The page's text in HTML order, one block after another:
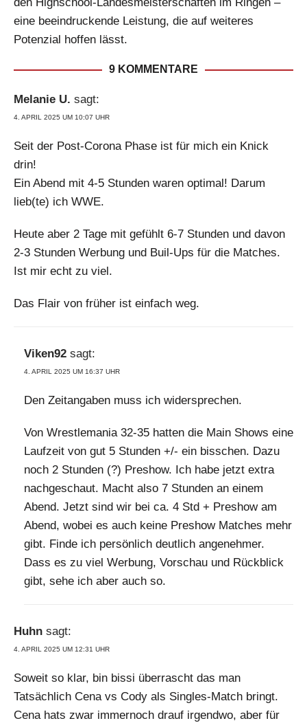
den Highschool-Landesmeisterschaften im Ringen –
eine beeindruckende Leistung, die auf weiteres
Potenzial hoffen lässt.
9 KOMMENTARE
Melanie U. sagt:
4. APRIL 2025 UM 10:07 UHR
Seit der Post-Corona Phase ist für mich ein Knick
drin!
Ein Abend mit 4-5 Stunden waren optimal! Darum
lieb(te) ich WWE.
Heute aber 2 Tage mit gefühlt 6-7 Stunden und davon
2-3 Stunden Werbung und Buil-Ups für die Matches.
Ist mir echt zu viel.
Das Flair von früher ist einfach weg.
Viken92 sagt:
4. APRIL 2025 UM 16:37 UHR
Den Zeitangaben muss ich widersprechen.
Von Wrestlemania 32-35 hatten die Main Shows eine
Laufzeit von gut 5 Stunden +/- ein bisschen. Dazu
noch 2 Stunden (?) Preshow. Ich habe jetzt extra
nachgeschaut. Macht also 7 Stunden an einem
Abend. Jetzt sind wir bei ca. 4 Std + Preshow am
Abend, wobei es auch keine Preshow Matches mehr
gibt. Finde ich persönlich deutlich angenehmer.
Dass es zu viel Werbung, Vorschau und Rückblick
gibt, sehe ich aber auch so.
Huhn sagt:
4. APRIL 2025 UM 12:31 UHR
Soweit so klar, bin bissi überrascht das man
Tatsächlich Cena vs Cody als Singles-Match bringt.
Cena hats zwar immernoch drauf irgendwo, aber für